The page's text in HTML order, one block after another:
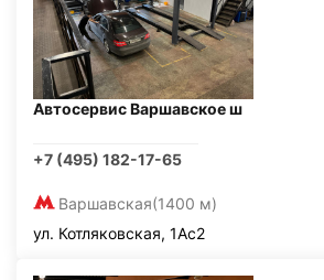
Автосервис Варшавское ш
+7 (495) 182-17-65
Варшавская(1400 м)
ул. Котляковская, 1Ас2